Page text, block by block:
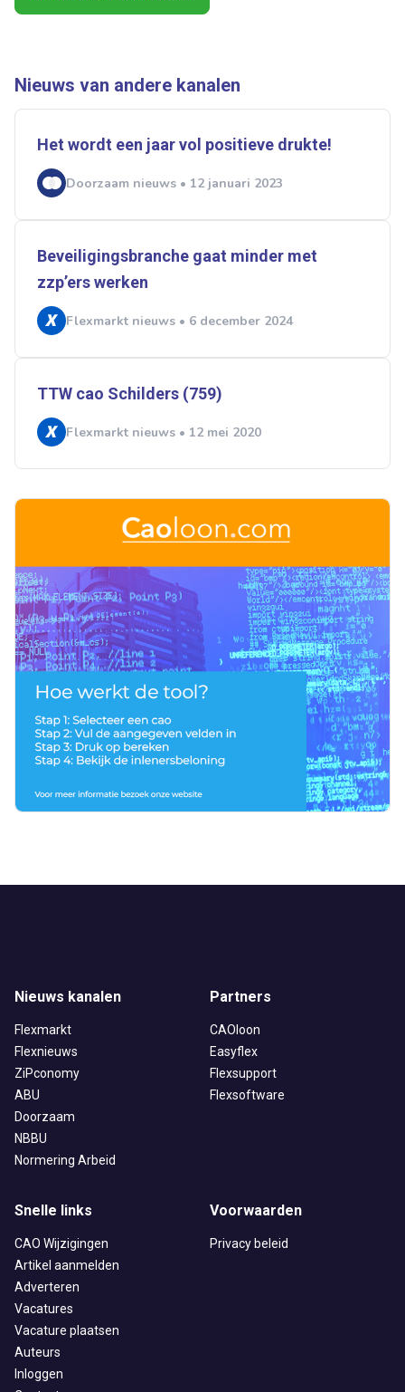
Nieuws van andere kanalen
Het wordt een jaar vol positieve drukte!
Doorzaam nieuws • 12 januari 2023
Beveiligingsbranche gaat minder met
zzp’ers werken
Flexmarkt nieuws • 6 december 2024
TTW cao Schilders (759)
Flexmarkt nieuws • 12 mei 2020
Nieuws kanalen
Flexmarkt
Flexnieuws
ZiPconomy
ABU
Doorzaam
NBBU
Normering Arbeid
Partners
CAOloon
Easyflex
Flexsupport
Flexsoftware
Snelle links
CAO Wijzigingen
Artikel aanmelden
Adverteren
Vacatures
Vacature plaatsen
Auteurs
Inloggen
Voorwaarden
Privacy beleid